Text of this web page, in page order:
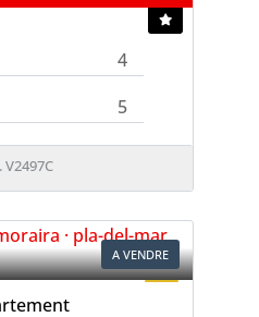
4
5
V2497C
A VENDRE